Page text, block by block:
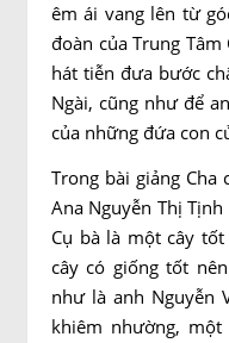
êm ái vang lên từ
đoàn của Trung
hát tiễn đưa bước
Ngài, cũng như để
của những đứa con
Trong bài giảng Cha
Ana Nguyễn Thị
Cụ bà là một cây
cây có giống tốt
như là anh Nguyễn
khiêm nhường,